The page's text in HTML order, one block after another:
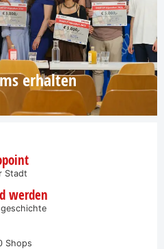
erhalten
Stadt
werden
Shops